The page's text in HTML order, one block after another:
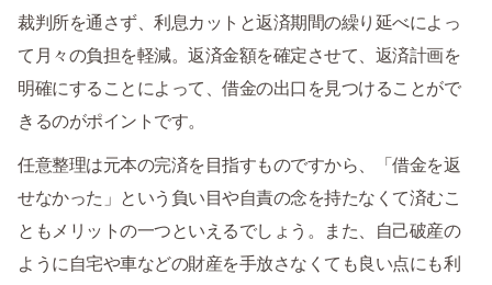
裁判所を通さず、利息カットと返済期間の繰り延べによっ
て月々の負担を軽減。返済金額を確定させて、返済計画を
明確にすることによって、借金の出口を見つけることがで
きるのがポイントです。
任意整理は元本の完済を目指すものですから、「借金を返
せなかった」という負い目や自責の念を持たなくて済むこ
ともメリットの一つといえるでしょう。また、自己破産の
ように自宅や車などの財産を手放さなくても良い点にも利